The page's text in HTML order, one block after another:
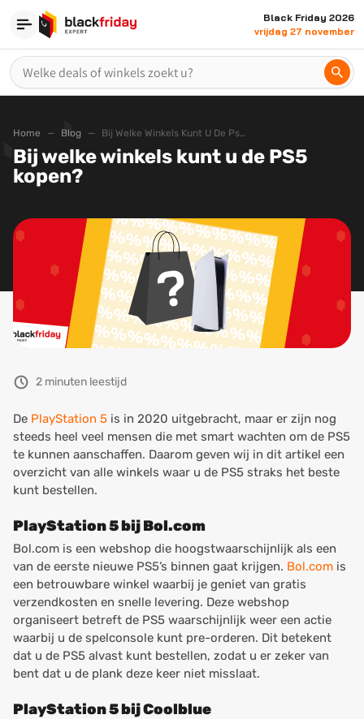
Black Friday 2026
vrijdag 27 november
Home Blog Bij Welke Winkels Kunt U De Ps5 Kopen
Bij welke winkels kunt u de PS5
kopen?
2 minuten leestijd
De PlayStation 5 is in 2020 uitgebracht, maar er zijn nog
steeds heel veel mensen die met smart wachten om de PS5
te kunnen aanschaffen. Daarom geven wij in dit artikel een
overzicht van alle winkels waar u de PS5 straks het beste
kunt bestellen.
PlayStation 5 bij Bol.com
Bol.com is een webshop die hoogstwaarschijnlijk als een
van de eerste nieuwe PS5’s binnen gaat krijgen. Bol.com is
een betrouwbare winkel waarbij je geniet van gratis
verzendkosten en snelle levering. Deze webshop
organiseert betreft de PS5 waarschijnlijk weer een actie
waarbij u de spelconsole kunt pre-orderen. Dit betekent
dat u de PS5 alvast kunt bestellen, zodat u er zeker van
bent dat u de plank deze keer niet misslaat.
PlayStation 5 bij Coolblue